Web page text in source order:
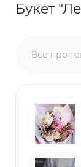
Букет
Все про